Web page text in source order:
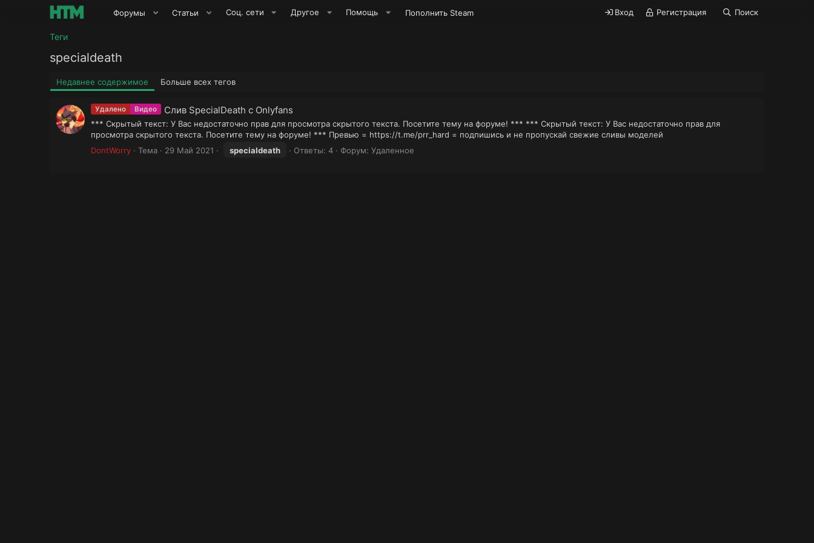
Форумы Статьи Соц. сети Другое Помощь Пополнить Steam Вход Регистрация Поиск
Теги
specialdeath
Недавнее содержимое Больше всех тегов
Удалено Видео Слив SpecialDeath с Onlyfans
*** Скрытый текст: У Вас недостаточно прав для просмотра скрытого текста. Посетите тему на форуме! *** *** Скрытый текст: У Вас недостаточно прав для
просмотра скрытого текста. Посетите тему на форуме! *** Превью = https://t.me/prr_hard = подпишись и не пропускай свежие сливы моделей
DontWorry
Тема 29 Май 2021 specialdeath Ответы: 4 Форум: Удаленное